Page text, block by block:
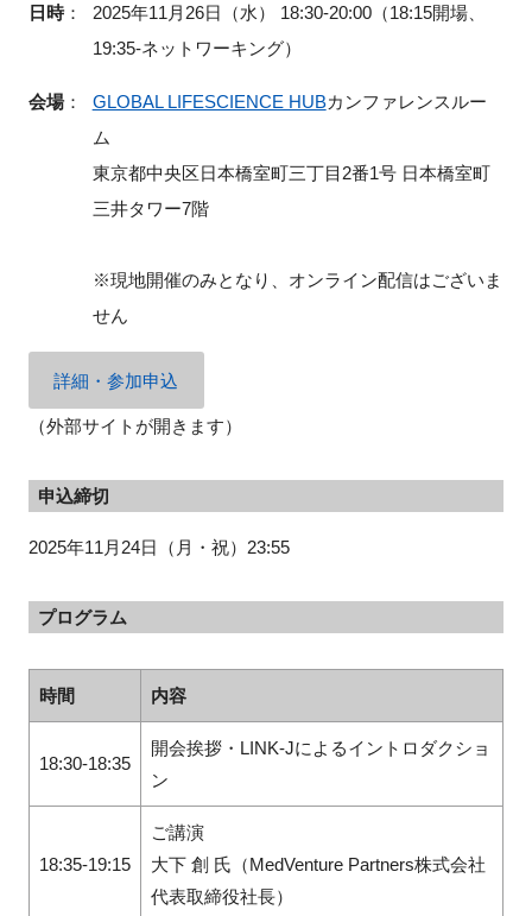
閉じる
日時：
2025年11月26日（水） 18:30-20:00（18:15開場、
19:35-ネットワーキング）
会場： GLOBAL LIFESCIENCE HUBカンファレンスルー
ム
東京都中央区日本橋室町三丁目2番1号 日本橋室町
三井タワー7階
※現地開催のみとなり、オンライン配信はございま
せん
詳細・参加申込
（外部サイトが開きます）
申込締切
2025年11月24日（月・祝）23:55
プログラム
時間 内容
18:30-18:35
開会挨拶・LINK-Jによるイントロダクショ
ン
18:35-19:15
ご講演
大下 創 氏（MedVenture Partners株式会社
代表取締役社長）